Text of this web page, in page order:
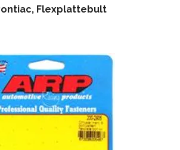
Flexplattebult